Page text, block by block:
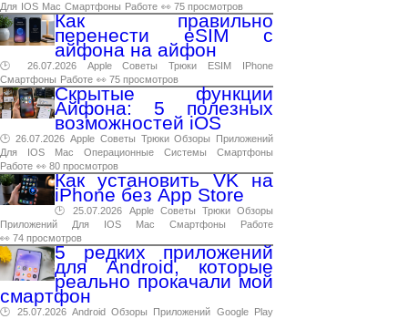
Для IOS Mac Смартфоны Работе 👀 75 просмотров
Как правильно
перенести eSIM с
айфона на айфон
🕑 26.07.2026 Apple Советы Трюки ESIM
IPhone
Смартфоны Работе 👀 75 просмотров
Скрытые функции
Айфона: 5 полезных
возможностей iOS
🕑 26.07.2026 Apple Советы Трюки Обзоры
Приложений
Для
IOS Mac Операционные Системы
Смартфоны
Работе 👀 80 просмотров
Как установить VK на
iPhone без App Store
🕑 25.07.2026 Apple Советы Трюки Обзоры
Приложений
Для IOS Mac Смартфоны
Работе
👀 74 просмотров
5 редких приложений
для Android, которые
реально прокачали мой
смартфон
🕑 25.07.2026 Android Обзоры Приложений Google
Play